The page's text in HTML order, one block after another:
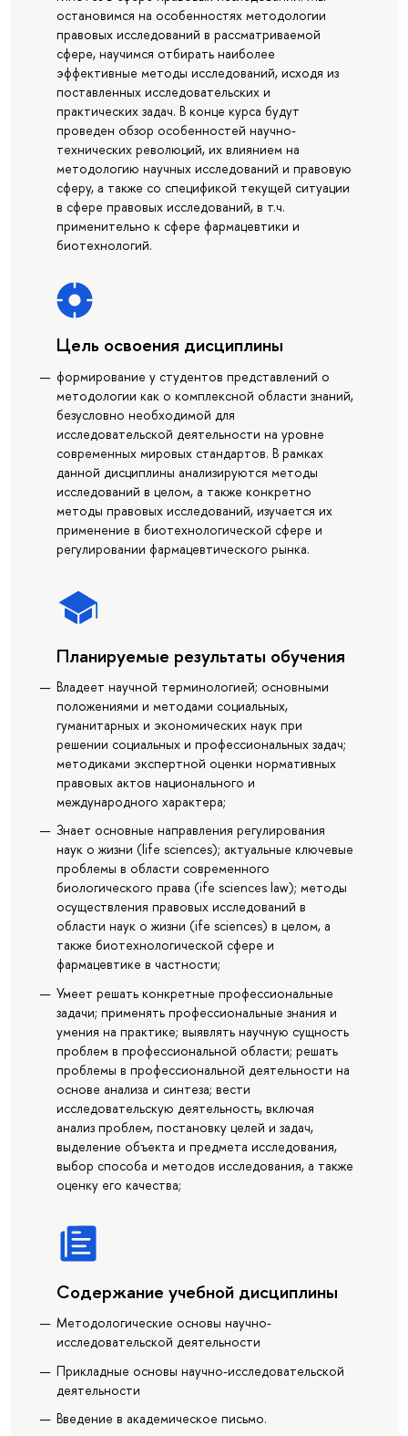
остановимся на особенностях методологии
правовых исследований в рассматриваемой
сфере, научимся отбирать наиболее
эффективные методы исследований, исходя из
поставленных исследовательских и
практических задач. В конце курса будут
проведен обзор особенностей научно-
технических революций, их влиянием на
методологию научных исследований и правовую
сферу, а также со спецификой текущей ситуации
в сфере правовых исследований, в т.ч.
применительно к сфере фармацевтики и
биотехнологий.
Цель освоения дисциплины
формирование у студентов представлений о
методологии как о комплексной области знаний,
безусловно необходимой для
исследовательской деятельности на уровне
современных мировых стандартов. В рамках
данной дисциплины анализируются методы
исследований в целом, а также конкретно
методы правовых исследований, изучается их
применение в биотехнологической сфере и
регулировании фармацевтического рынка.
Планируемые результаты обучения
Владеет научной терминологией; основными
положениями и методами социальных,
гуманитарных и экономических наук при
решении социальных и профессиональных задач;
методиками экспертной оценки нормативных
правовых актов национального и
международного характера;
Знает основные направления регулирования
наук о жизни (life sciences); актуальные ключевые
проблемы в области современного
биологического права (ife sciences law); методы
осуществления правовых исследований в
области наук о жизни (ife sciences) в целом, а
также биотехнологической сфере и
фармацевтике в частности;
Умеет решать конкретные профессиональные
задачи; применять профессиональные знания и
умения на практике; выявлять научную сущность
проблем в профессиональной области; решать
проблемы в профессиональной деятельности на
основе анализа и синтеза; вести
исследовательскую деятельность, включая
анализ проблем, постановку целей и задач,
выделение объекта и предмета исследования,
выбор способа и методов исследования, а также
оценку его качества;
Содержание учебной дисциплины
Методологические основы научно-
исследовательской деятельности
Прикладные основы научно-исследовательской
деятельности
Введение в академическое письмо.